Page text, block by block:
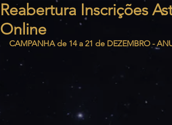
Reabertura Inscrições
Online
CAMPANHA de 14 a 21 de DEZEMBRO -